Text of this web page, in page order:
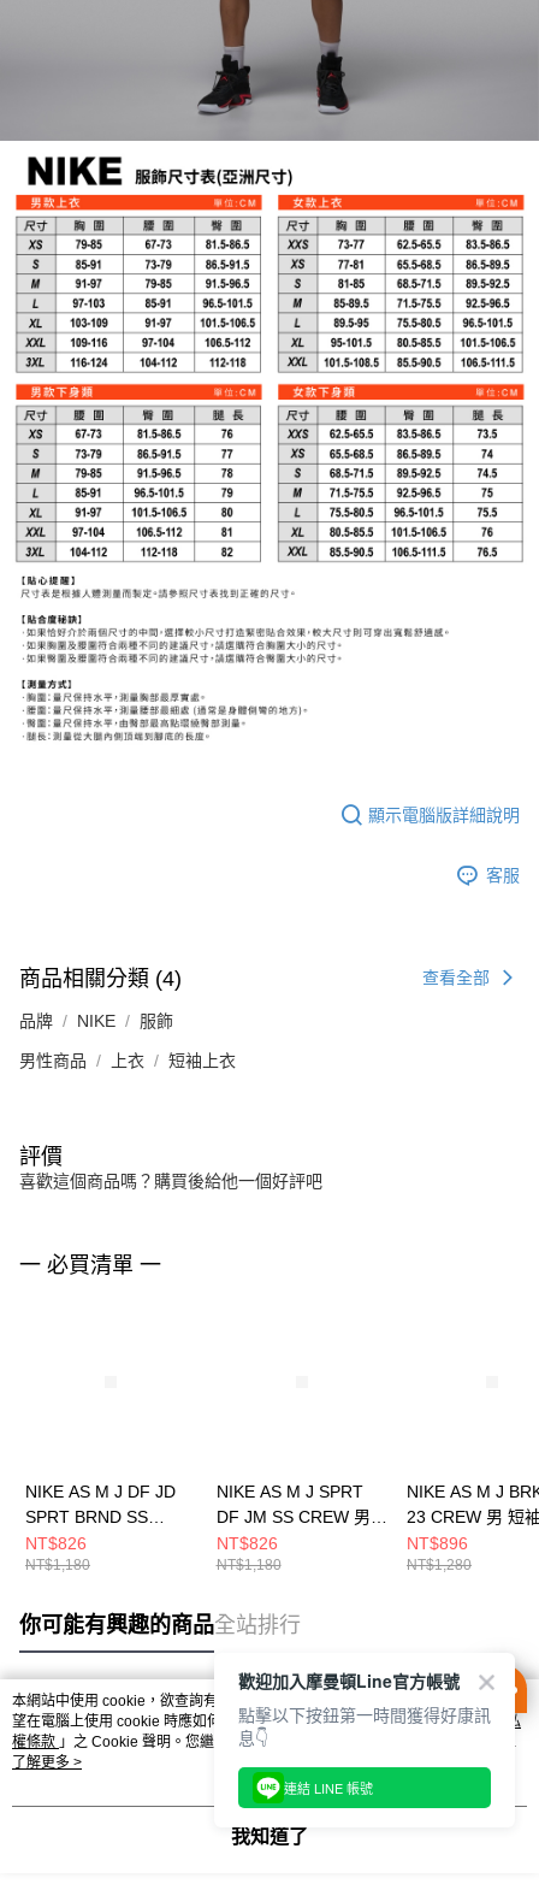
顯示電腦版詳細說明
客服
商品相關分類 (4) 查看全部
品牌 NIKE 服飾
男性商品 上衣 短袖上衣
評價
喜歡這個商品嗎？購買後給他一個好評吧
一 必買清單 一
NIKE AS M J DF JD
SPRT BRND SS
CREW 男 短袖上衣
HQ9092891
NT$826
NT$1,180
NIKE AS M J SPRT
DF JM SS CREW 男
短袖上衣 HJ2863102
NT$826
NT$1,180
NIKE AS M J
23 CREW 男 短
HQ8945238
NT$896
NT$1,280
你可能有興趣的商品全站排行
熱門標籤
本網站中使用 cookie，欲查詢有關本網站使用 cookie 方式之詳情，及若您不希
望在電腦上使用 cookie 時應如何變更電腦的 cookie 設定，請參閱本網站「
隱私
權條款 」之 Cookie 聲明。您繼續使用本網站即表示您同意本公司得按本網站使
用條款之 Cookie 聲明使用 cookie。
了解更多 >
我知道了
歡迎加入摩曼頓Line官方帳號
點擊以下按鈕第一時間獲得好康訊
息👇
連結 LINE 帳號